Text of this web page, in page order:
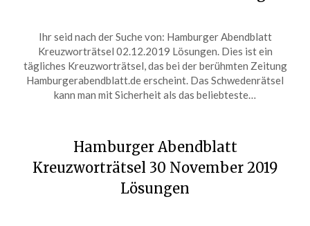
on
December
2,
2019
ardit
Ihr seid nach der Suche von: Hamburger Abendblatt
Kreuzworträtsel 02.12.2019 Lösungen. Dies ist ein
tägliches Kreuzworträtsel, das bei der berühmten Zeitung
Hamburgerabendblatt.de erscheint. Das Schwedenrätsel
kann man mit Sicherheit als das beliebteste…
Hamburger Abendblatt
Kreuzworträtsel 30 November 2019
Lösungen